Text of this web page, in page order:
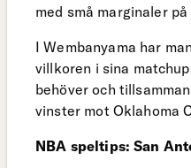
med små marginaler
I Wembanyama har
villkoren i sina
behöver och
vinster mot Oklahoma
NBA speltips: San